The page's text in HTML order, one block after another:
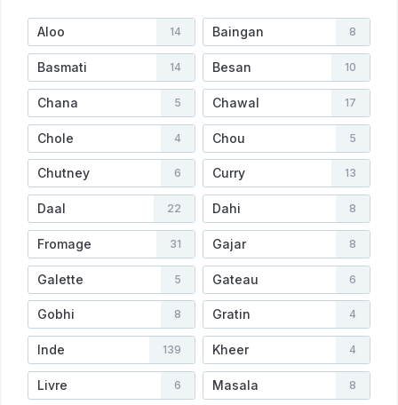
Aloo 14 Baingan 8
Basmati 14 Besan 10
Chana 5 Chawal 17
Chole 4 Chou 5
Chutney 6 Curry 13
Daal 22 Dahi 8
Fromage 31 Gajar 8
Galette 5 Gateau 6
Gobhi 8 Gratin 4
Inde 139 Kheer 4
Livre 6 Masala 8